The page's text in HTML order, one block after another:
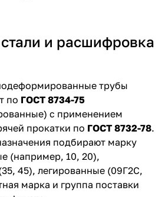
и расшифровка
трубы
по ГОСТ 8734-75
с применением
прокатки по ГОСТ 8732-78.
подбирают марку
(например, 10, 20),
45), легированные (09Г2С,
марка и группа поставки